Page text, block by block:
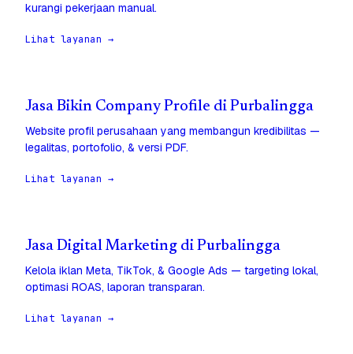
kurangi pekerjaan manual.
Lihat layanan →
Jasa Bikin Company Profile di Purbalingga
Website profil perusahaan yang membangun kredibilitas —
legalitas, portofolio, & versi PDF.
Lihat layanan →
Jasa Digital Marketing di Purbalingga
Kelola iklan Meta, TikTok, & Google Ads — targeting lokal,
optimasi ROAS, laporan transparan.
Lihat layanan →